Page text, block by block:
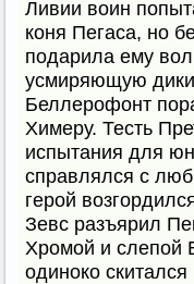
Ливии воин
коня Пегаса, но
подарила ему
усмиряющую
Беллерофонт
Химеру. Тесть
испытания для
справлялся с
герой
Зевс разъярил
Хромой и слепой
одиноко